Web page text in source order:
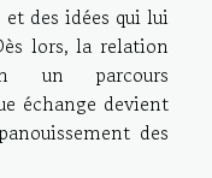
des idées qui lui
lors, la relation
un parcours
échange devient
des